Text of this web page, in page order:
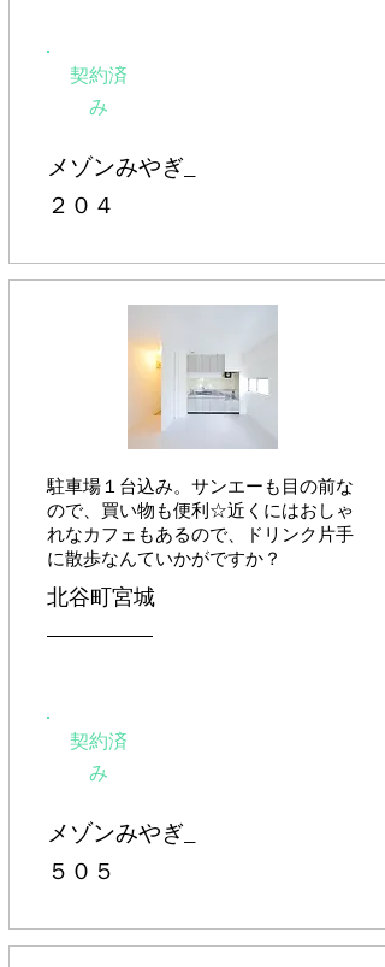
契約済
み
メゾンみやぎ_
２０４
​駐車場１台込み。サンエーも目の前な
ので、買い物も便利☆近くにはおしゃ
れなカフェもあるので、ドリンク片手
に散歩なんていかがですか？
北谷町宮城
契約済
み
メゾンみやぎ_
５０５